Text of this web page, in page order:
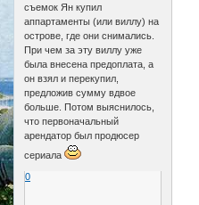
съемок Ян купил
аппартаменты (или виллу) на
острове, где они снимались.
При чем за эту виллу уже
была внесена предоплата, а
он взял и перекупил,
предложив сумму вдвое
больше. Потом выяснилось,
что первоначальный
арендатор был продюсер
сериала
0